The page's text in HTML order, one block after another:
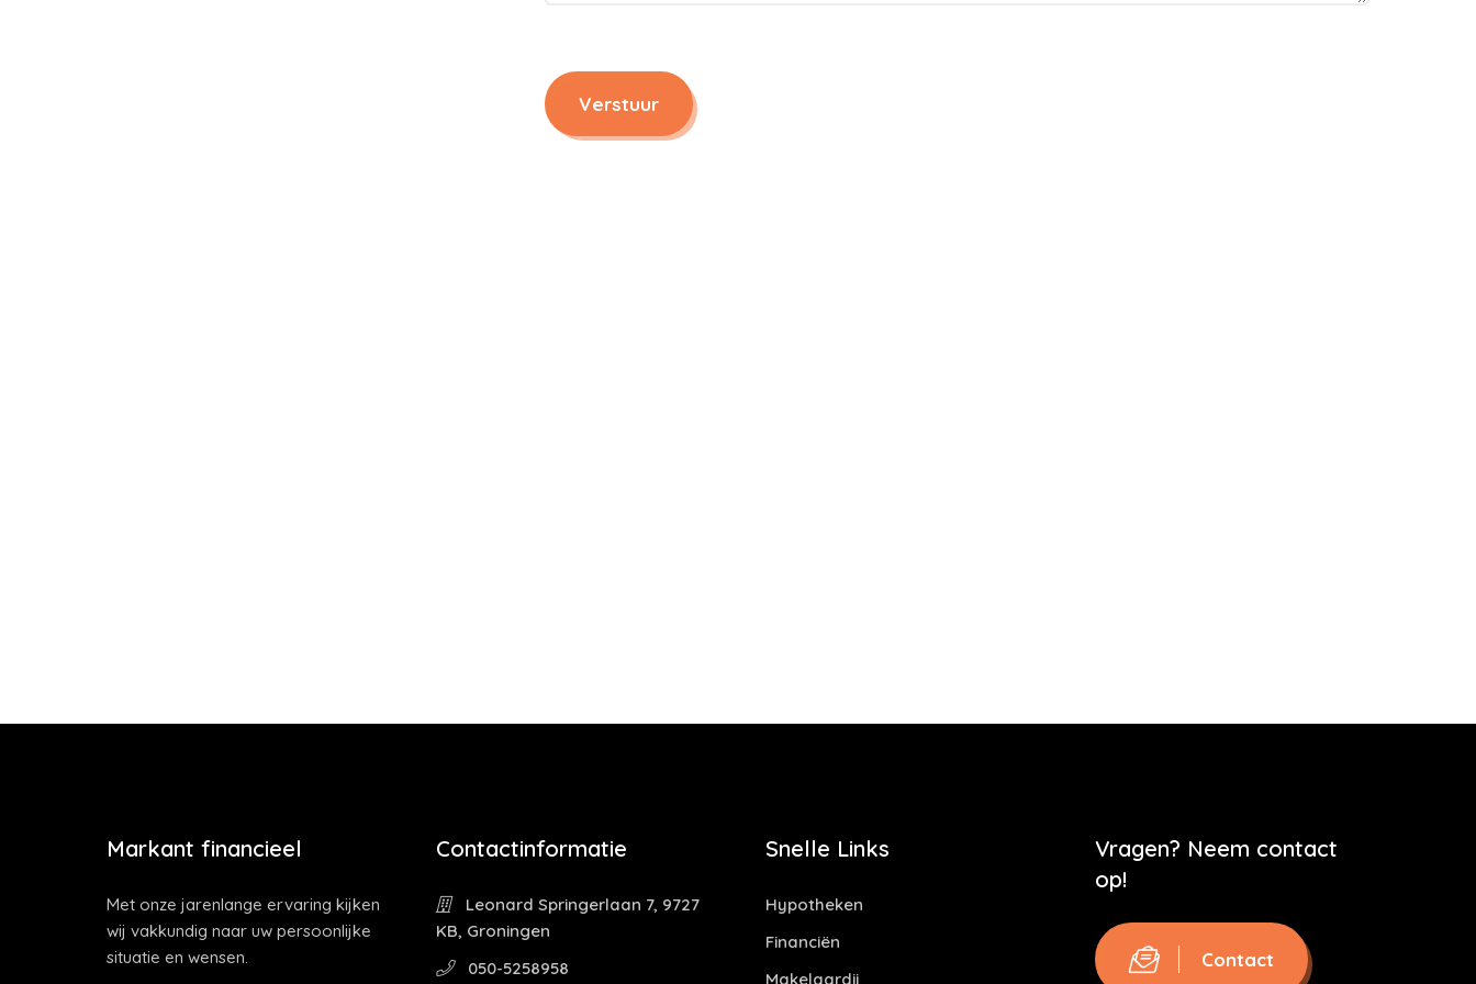
Verstuur
Markant financieel
Met onze jarenlange ervaring kijken
wij vakkundig naar uw persoonlijke
situatie en wensen.
Contactinformatie
Leonard Springerlaan 7, 9727
KB, Groningen
050-5258958
Snelle Links
Hypotheken
Financiën
Makelaardij
Vragen? Neem contact
op!
Contact